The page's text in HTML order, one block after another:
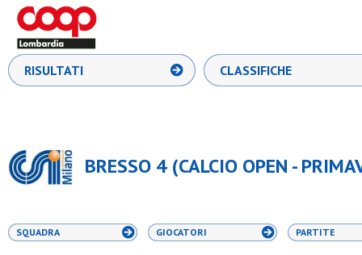
RISULTATI CLASSIFICHE
BRESSO 4 (CALCIO OPEN -
SQUADRA GIOCATORI PARTITE